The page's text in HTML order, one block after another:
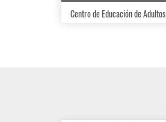
Centro de Educación de